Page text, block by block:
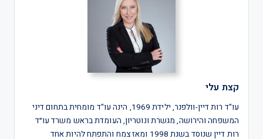
קצת עלי
עו"ד רות דיין-וולפנר, ילידת 1969, הינה עו"ד מומחית בתחום דיני
המשפחה והירושה, מגשרת ונוטריון, העומדת בראש משרד עו״ד
רות דיין שנוסד בשנת 1998 ומאז צמח והתפתח להיות אחד